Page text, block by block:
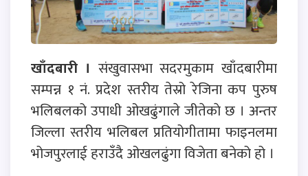
खाँदबारी । संखुवासभा सदरमुकाम खाँदबारीमा
सम्पन्न १ नं‍. प्रदेश स्तरीय तेस्रो रेजिना कप पुरुष
भलिबलको उपाधी ओखढुंगाले जीतेकाे छ । अन्तर
जिल्ला स्तरीय भलिबल प्रतियोगीतामा फाइनलमा
भोजपुरलाई हराउँदै ओखलढुंगा विजेता बनेको हो ।